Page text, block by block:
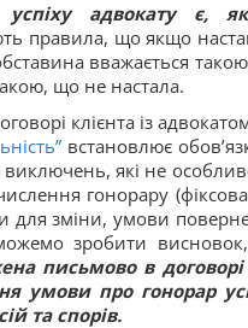
адвокату є,
правила, що якщо
вважається
що не настала.
клієнта із
встановлює
які не
гонорару
для зміни, умови
зробити
письмово в
умови про гонорар
та спорів.